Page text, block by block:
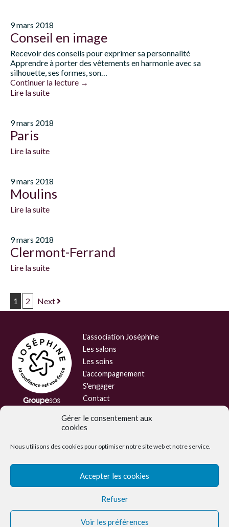
Gérer le consentement aux
cookies
Nous utilisons des cookies pour optimiser notre site web et notre service.
Accepter les cookies
Refuser
Voir les préférences
9 mars 2018
Conseil en image
Recevoir des conseils pour exprimer sa personnalité
Apprendre à porter des vêtements en harmonie avec sa
silhouette, ses formes, son…
Continuer la lecture →
Lire la suite
9 mars 2018
Paris
Lire la suite
9 mars 2018
Moulins
Lire la suite
9 mars 2018
Clermont-Ferrand
Lire la suite
Navigation de post
1 2 Next
L'association Joséphine
Les salons
Les soins
L'accompagnement
S'engager
Contact
Charte de protection des données
personnelles
Joséphine est une association du Groupe SOS